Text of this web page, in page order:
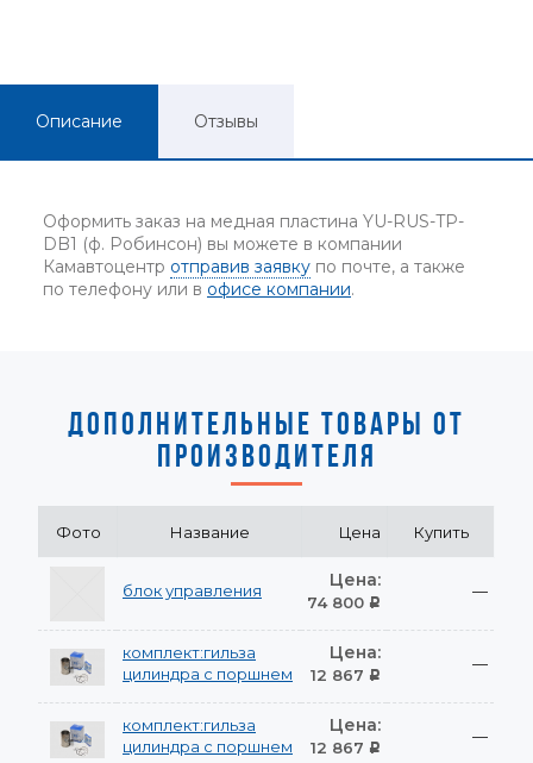
Описание Отзывы
Оформить заказ на медная пластина YU-RUS-TP-
DB1 (ф. Робинсон) вы можете в компании
Камавтоцентр отправив заявку по почте, а также
по телефону или в офисе компании.
ДОПОЛНИТЕЛЬНЫЕ ТОВАРЫ ОТ
ПРОИЗВОДИТЕЛЯ
Фото Название Цена Купить
блок управления Цена:
74 800 Р
—
комплект:гильза
цилиндра с поршнем
Цена:
12 867 Р
—
комплект:гильза
цилиндра с поршнем
Цена:
12 867 Р
—